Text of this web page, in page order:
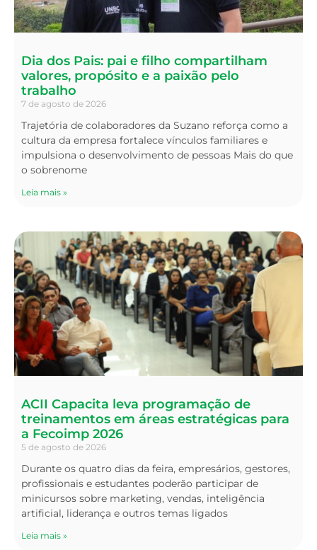
Dia dos Pais: pai e filho compartilham
valores, propósito e a paixão pelo
trabalho
7 de agosto de 2026
Trajetória de colaboradores da Suzano reforça como a
cultura da empresa fortalece vínculos familiares e
impulsiona o desenvolvimento de pessoas Mais do que
o sobrenome
Leia mais »
ACII Capacita leva programação de
treinamentos em áreas estratégicas para
a Fecoimp 2026
5 de agosto de 2026
Durante os quatro dias da feira, empresários, gestores,
profissionais e estudantes poderão participar de
minicursos sobre marketing, vendas, inteligência
artificial, liderança e outros temas ligados
Leia mais »